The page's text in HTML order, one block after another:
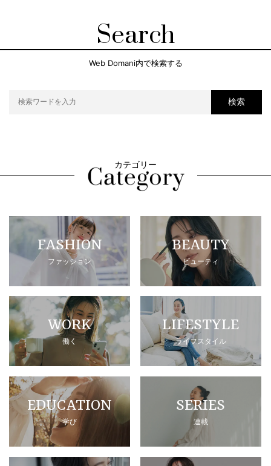
Search
Web Domani内で検索する
検索
カテゴリー
FASHION
ファッション
BEAUTY
ビューティ
WORK
働く
LIFESTYLE
ライフスタイル
EDUCATION
学び
SERIES
連載